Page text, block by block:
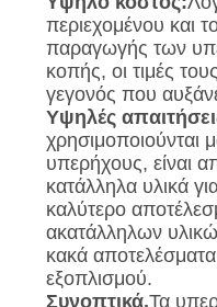
περιεχομένου και
παραγωγής των
κοπής, οι τιμές
γεγονός που
Υψηλές
χρησιμοποιούνται
υπερήχους, είναι
κατάλληλα υλικά
καλύτερο
ακατάλληλων
κακά
εξοπλισμού.
Συνοπτικά,Τα